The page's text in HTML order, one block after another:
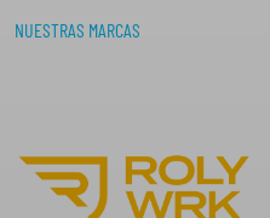
NUESTRAS MARCAS